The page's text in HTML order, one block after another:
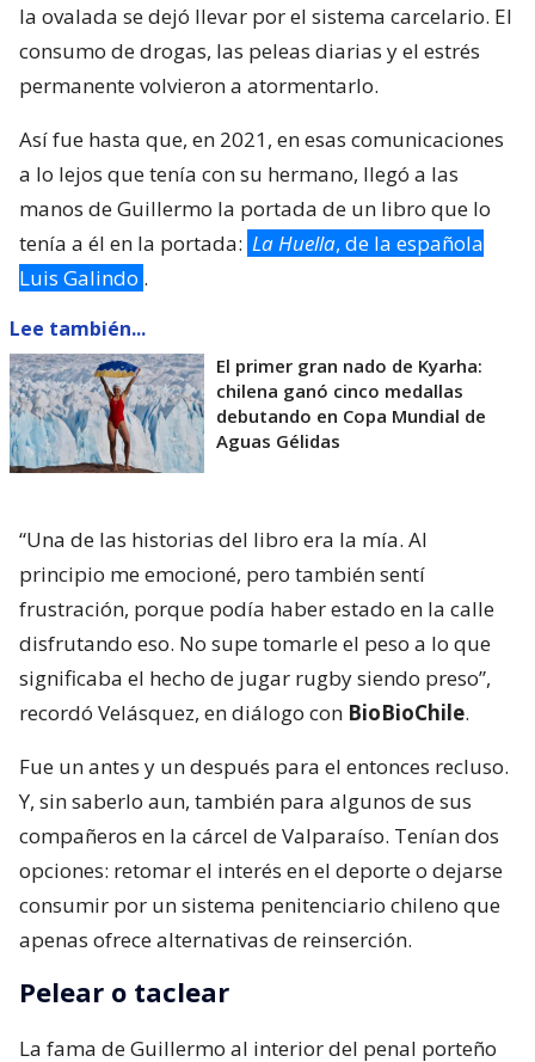
la ovalada se dejó llevar por el sistema carcelario. El
consumo de drogas, las peleas diarias y el estrés
permanente volvieron a atormentarlo.
Así fue hasta que, en 2021, en esas comunicaciones
a lo lejos que tenía con su hermano, llegó a las
manos de Guillermo la portada de un libro que lo
tenía a él en la portada: La Huella, de la española
Luis Galindo .
Lee también...
El primer gran nado de Kyarha:
chilena ganó cinco medallas
debutando en Copa Mundial de
Aguas Gélidas
“Una de las historias del libro era la mía. Al
principio me emocioné, pero también sentí
frustración, porque podía haber estado en la calle
disfrutando eso. No supe tomarle el peso a lo que
significaba el hecho de jugar rugby siendo preso”,
recordó Velásquez, en diálogo con BioBioChile.
Fue un antes y un después para el entonces recluso.
Y, sin saberlo aun, también para algunos de sus
compañeros en la cárcel de Valparaíso. Tenían dos
opciones: retomar el interés en el deporte o dejarse
consumir por un sistema penitenciario chileno que
apenas ofrece alternativas de reinserción.
Pelear o taclear
La fama de Guillermo al interior del penal porteño